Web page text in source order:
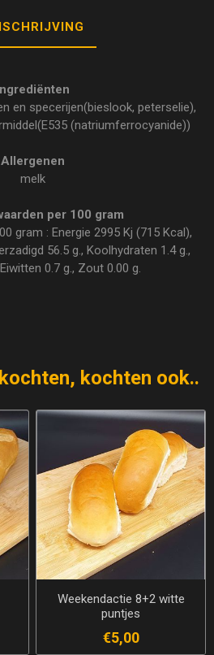
en specerijen(bieslook, peterselie),
(natriumferrocyanide))
Allergenen
melk
per 100 gram
gram : Energie 2995 Kj (715 Kcal),
56.5 g., Koolhydraten 1.4 g.,
0.7 g., Zout 0.00 g.
kochten ook..
Weekendactie 8+2 witte
puntjes
€5,00